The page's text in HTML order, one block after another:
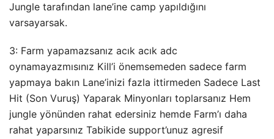
Jungle tarafından lane’ine camp yapıldığını
varsayarsak.
3: Farm yapamazsanız acık acık adc
oynamayazmısınız Kill’i önemsemeden sadece farm
yapmaya bakın Lane’inizi fazla ittirmeden Sadece Last
Hit (Son Vuruş) Yaparak Minyonları toplarsanız Hem
jungle yönünden rahat edersiniz hemde Farm’ı daha
rahat yaparsınız Tabikide support’unuz agresif